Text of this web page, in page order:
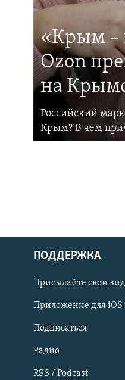
Українською
Qırımtatar
ПРИСОЕДИНЯЙТЕСЬ!
«Крым –
Ozon
на
Российский
Крым? В чем
ПОДДЕРЖКА
Присылайте свои
Приложение для
Подписаться
Радио
RSS / Podcast